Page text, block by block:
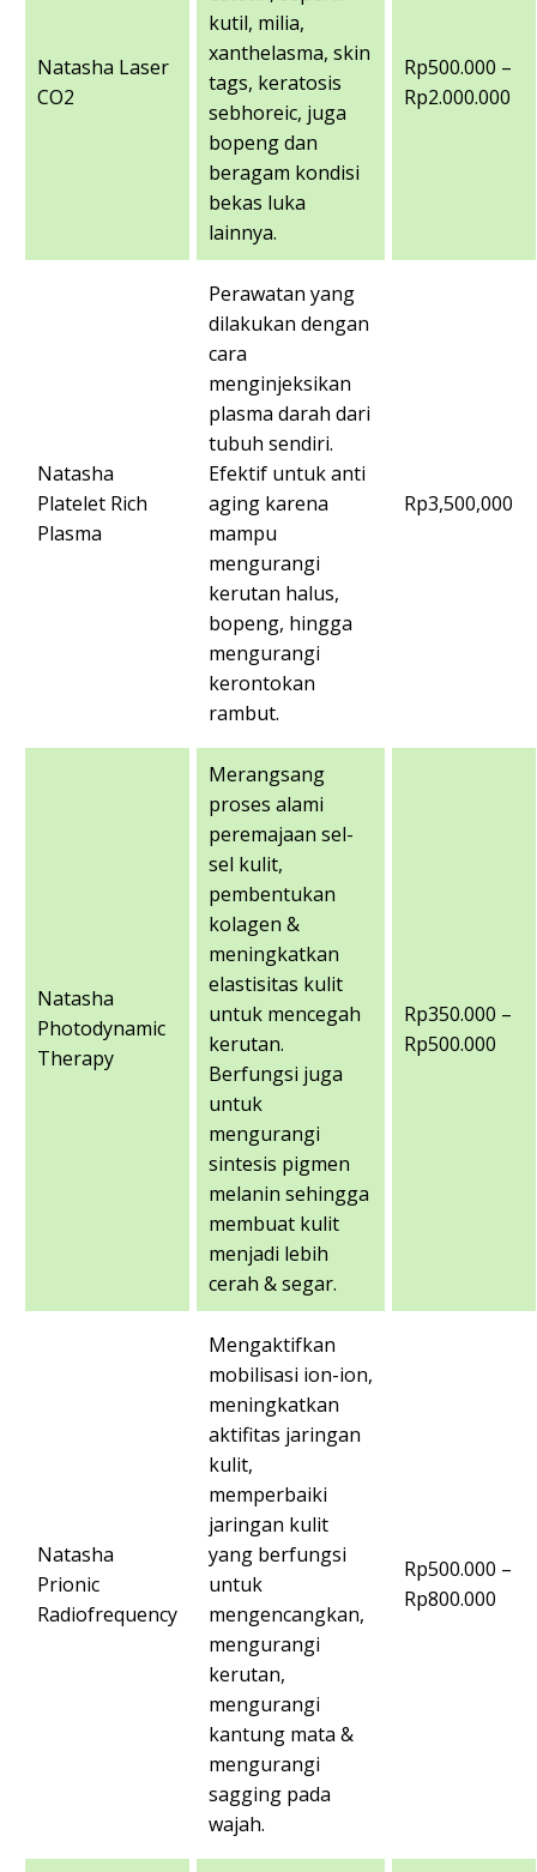
Natasha Laser
CO2
kutil, milia,
xanthelasma, skin
tags, keratosis
sebhoreic, juga
bopeng dan
beragam kondisi
bekas luka
lainnya.
Rp500.000 –
Rp2.000.000
Natasha
Platelet Rich
Plasma
Perawatan yang
dilakukan dengan
cara
menginjeksikan
plasma darah dari
tubuh sendiri.
Efektif untuk anti
aging karena
mampu
mengurangi
kerutan halus,
bopeng, hingga
mengurangi
kerontokan
rambut.
Rp3,500,000
Natasha
Photodynamic
Therapy
Merangsang
proses alami
peremajaan sel-
sel kulit,
pembentukan
kolagen &
meningkatkan
elastisitas kulit
untuk mencegah
kerutan.
Berfungsi juga
untuk
mengurangi
sintesis pigmen
melanin sehingga
membuat kulit
menjadi lebih
cerah & segar.
Rp350.000 –
Rp500.000
Natasha
Prionic
Radiofrequency
Mengaktifkan
mobilisasi ion-ion,
meningkatkan
aktifitas jaringan
kulit,
memperbaiki
jaringan kulit
yang berfungsi
untuk
mengencangkan,
mengurangi
kerutan,
mengurangi
kantung mata &
mengurangi
sagging pada
wajah.
Rp500.000 –
Rp800.000